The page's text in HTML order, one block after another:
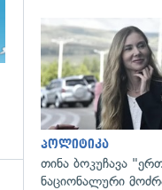
პოლიტიკა
თინა ბოკუჩავა
ნაციონალური